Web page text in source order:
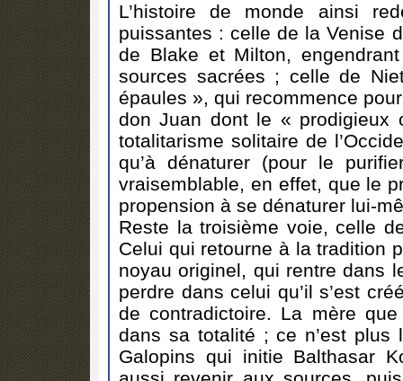
L’histoire de monde ainsi
puissantes : celle de la Venise
de Blake et Milton,
sources sacrées ; celle de
épaules », qui recommence
don Juan dont le « prodigieux
totalitarisme solitaire de
qu’à dénaturer (pour le
vraisemblable, en effet, que le
propension à se dénaturer lui-
Reste la troisième voie, celle
Celui qui retourne à la tradition
noyau originel, qui rentre dans
perdre dans celui qu’il s’est
de contradictoire. La mère que
dans sa totalité ; ce n’est plus
Galopins qui initie Balthasar